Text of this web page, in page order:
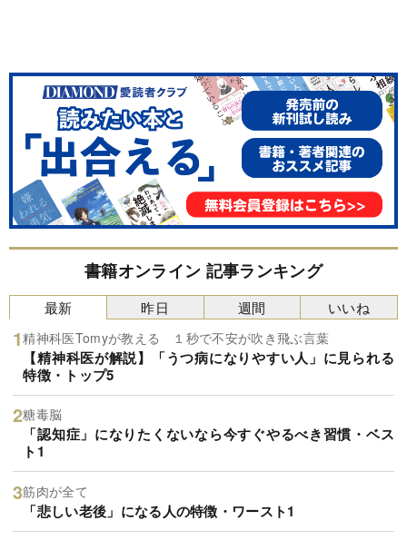
書籍オンライン 記事ランキング
最新
精神科医Tomyが教える １秒で不安が吹き飛ぶ言葉
【精神科医が解説】「うつ病になりやすい人」に見られる
特徴・トップ5
糖毒脳
「認知症」になりたくないなら今すぐやるべき習慣・ベス
ト1
筋肉が全て
「悲しい老後」になる人の特徴・ワースト1
昨日 週間 いいね